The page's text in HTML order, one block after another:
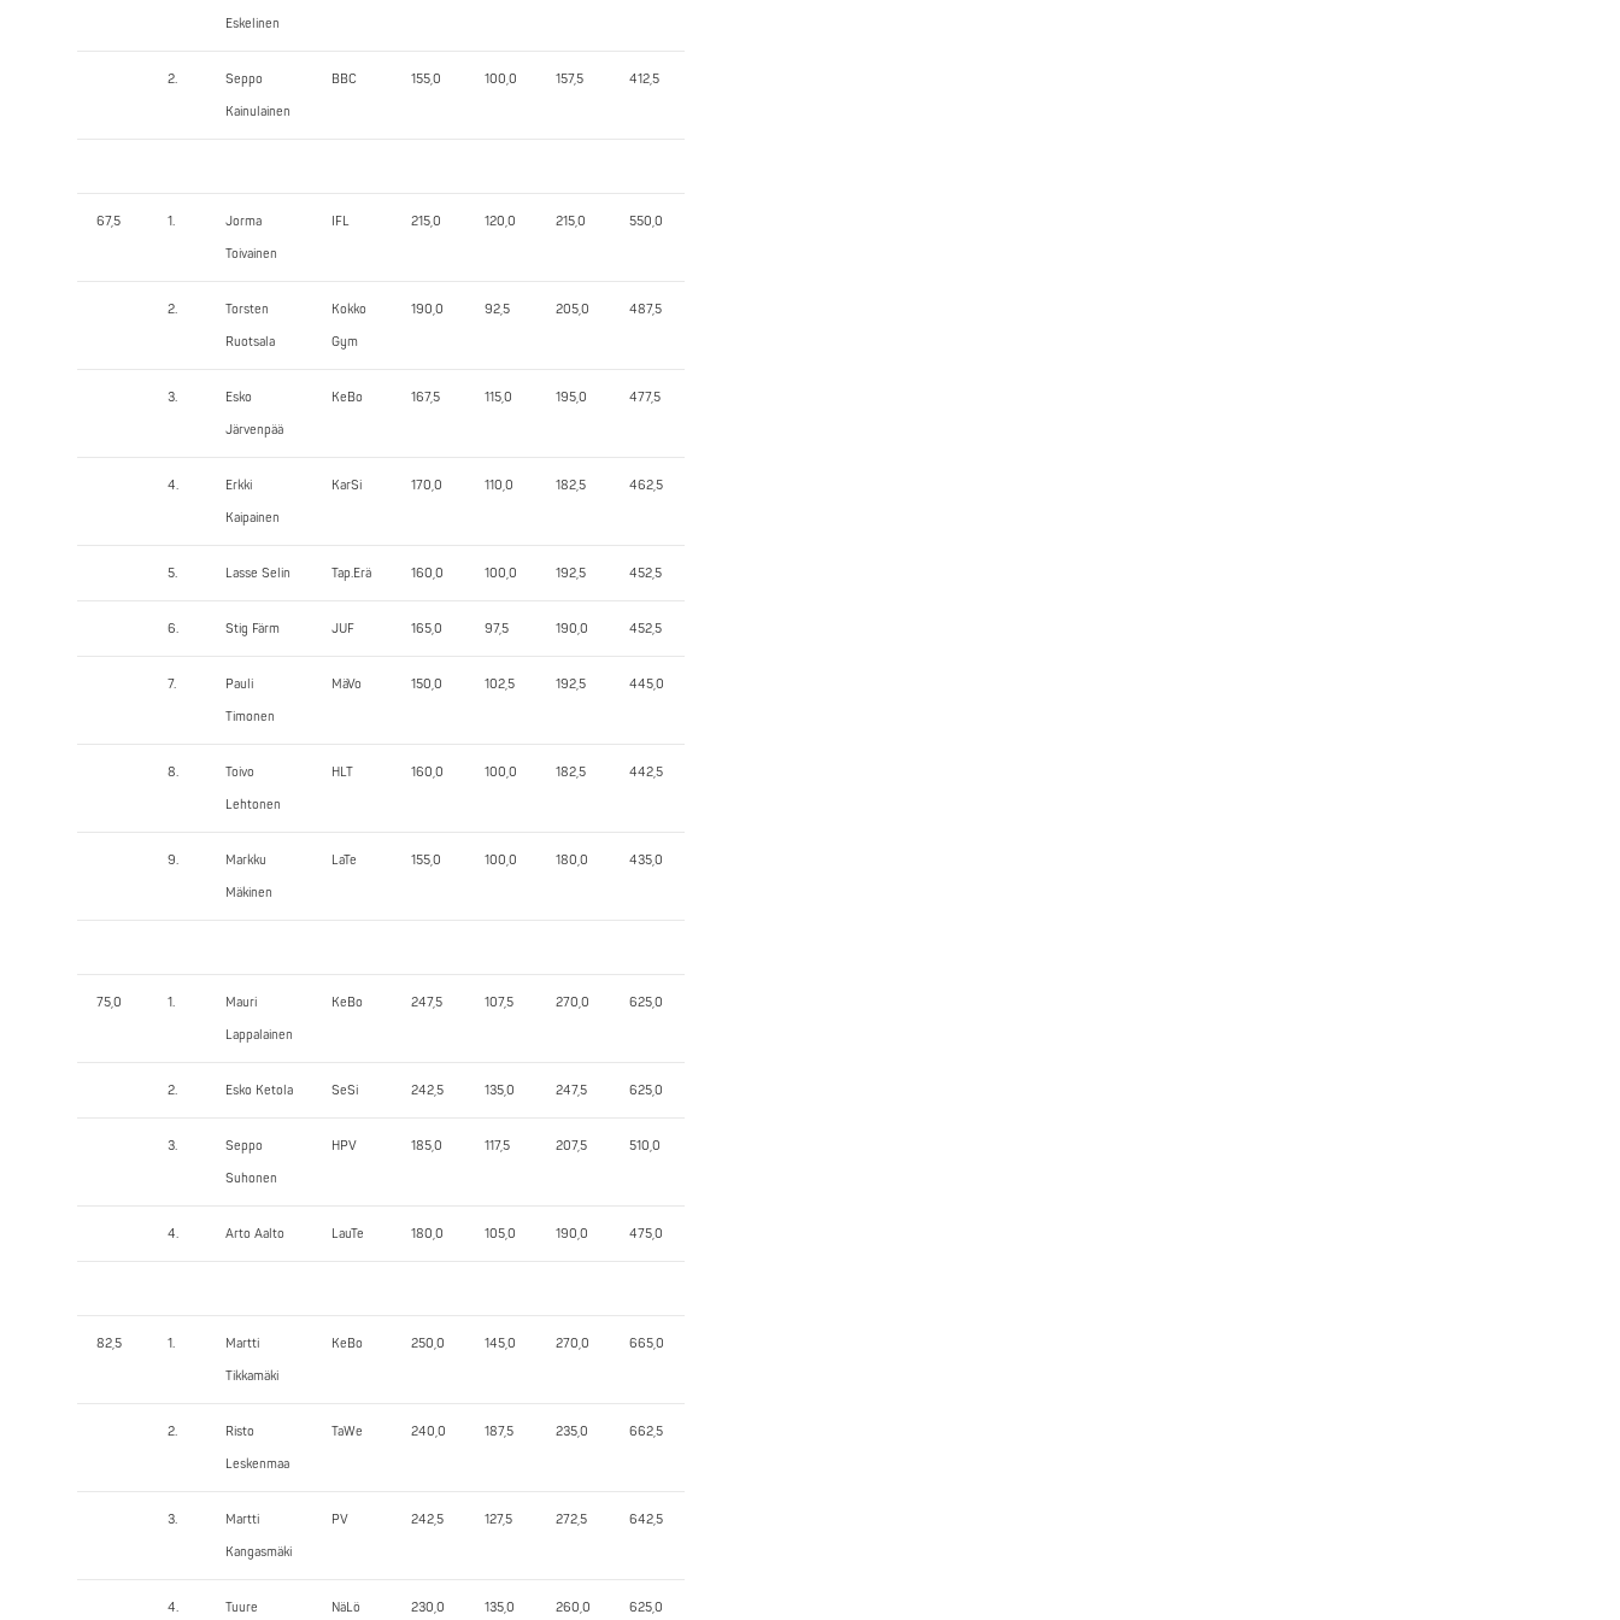
Eskelinen
2. Seppo
Kainulainen
BBC 155,0 100,0 157,5 412,5
67,5 1. Jorma
Toivainen
IFL 215,0 120,0 215,0 550,0
2. Torsten
Ruotsala
Kokko
Gym
190,0 92,5 205,0 487,5
3. Esko
Järvenpää
KeBo 167,5 115,0 195,0 477,5
4. Erkki
Kaipainen
KarSi 170,0 110,0 182,5 462,5
5. Lasse Selin Tap.Erä 160,0 100,0 192,5 452,5
6. Stig Färm JUF 165,0 97,5 190,0 452,5
7. Pauli
Timonen
MäVo 150,0 102,5 192,5 445,0
8. Toivo
Lehtonen
HLT 160,0 100,0 182,5 442,5
9. Markku
Mäkinen
LaTe 155,0 100,0 180,0 435,0
75,0 1. Mauri
Lappalainen
KeBo 247,5 107,5 270,0 625,0
2. Esko Ketola SeSi 242,5 135,0 247,5 625,0
3. Seppo
Suhonen
HPV 185,0 117,5 207,5 510,0
4. Arto Aalto LauTe 180,0 105,0 190,0 475,0
82,5 1. Martti
Tikkamäki
KeBo 250,0 145,0 270,0 665,0
2. Risto
Leskenmaa
TaWe 240,0 187,5 235,0 662,5
3. Martti
Kangasmäki
PV 242,5 127,5 272,5 642,5
4. Tuure NäLö 230,0 135,0 260,0 625,0